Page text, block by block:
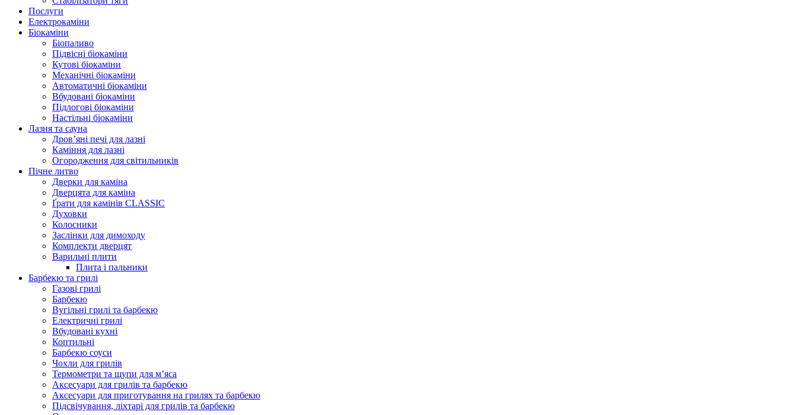
Послуги
Електрокаміни
Біокаміни
Біопаливо
Підвісні біокаміни
Кутові біокаміни
Механічні біокаміни
Автоматичні біокаміни
Вбудовані біокаміни
Підлогові біокаміни
Настільні біокаміни
Лазня та сауна
Дров’яні печі для лазні
Каміння для лазні
Огородження для світильників
Пічне литво
Дверки для каміна
Дверцята для каміна
Ґрати для камінів CLASSIC
Духовки
Колосники
Заслінки для димоходу
Комплекти дверцят
Варильні плити
Плита і пальники
Барбекю та грилі
Газові грилі
Барбекю
Вугільні грилі та барбекю
Електричні грилі
Вбудовані кухні
Коптильні
Барбекю соуси
Чохли для грилів
Термометри та щупи для м’яса
Аксесуари для грилів та барбекю
Аксесуари для приготування на грилях та барбекю
Підсвічування, ліхтарі для грилів та барбекю